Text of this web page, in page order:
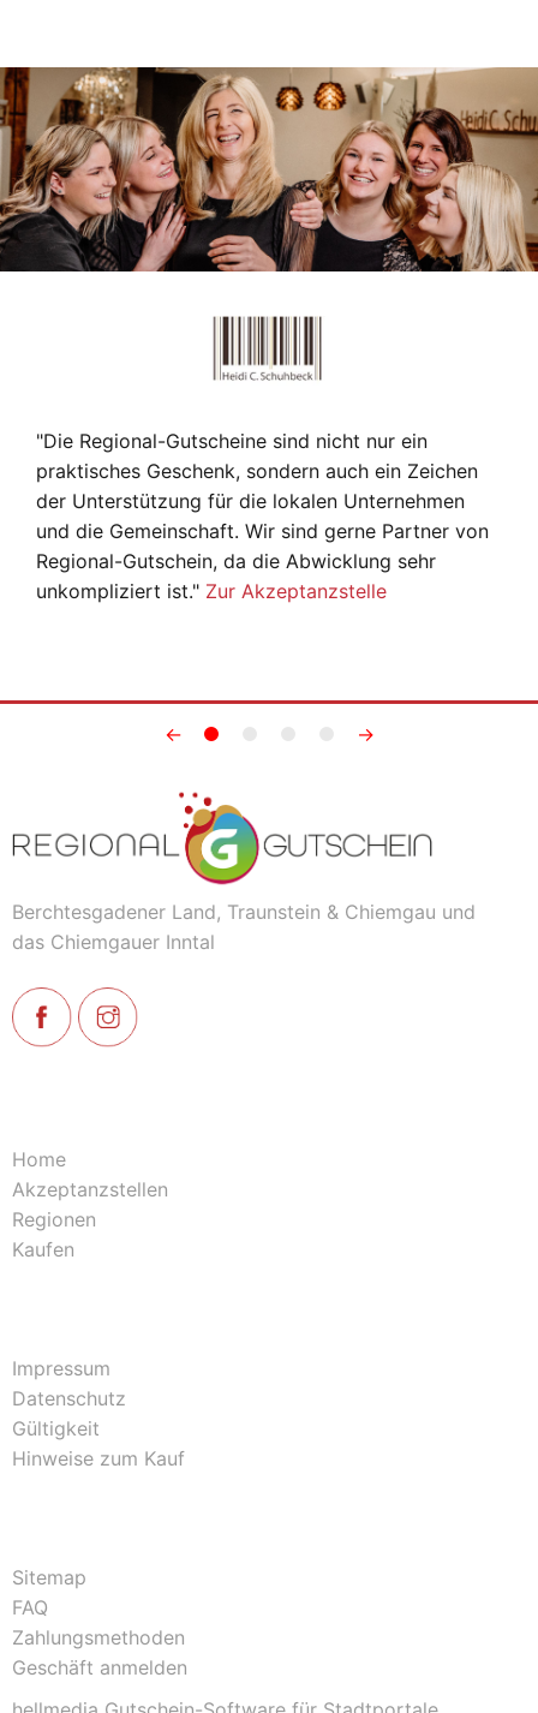
"Die Regional-Gutscheine sind nicht nur ein
praktisches Geschenk, sondern auch ein Zeichen
der Unterstützung für die lokalen Unternehmen
und die Gemeinschaft. Wir sind gerne Partner von
Regional-Gutschein, da die Abwicklung sehr
unkompliziert ist." Zur Akzeptanzstelle
← →
Berchtesgadener Land, Traunstein & Chiemgau und
das Chiemgauer Inntal
Home
Akzeptanzstellen
Regionen
Kaufen
Impressum
Datenschutz
Gültigkeit
Hinweise zum Kauf
Sitemap
FAQ
Zahlungsmethoden
Geschäft anmelden